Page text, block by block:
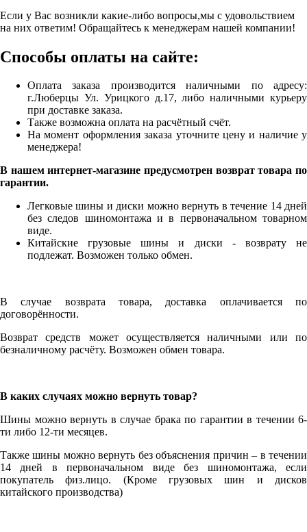
Если у Вас возникли какие-либо вопросы,мы с удовольствием
на них ответим! Обращайтесь к менеджерам нашей компании!
Способы оплаты на сайте:
Оплата заказа производится наличными по адресу:
г.Люберцы Ул. Урицкого д.17, либо наличными курьеру
при доставке заказа.
Также возможна оплата на расчётный счёт.
На момент оформления заказа уточните цену и наличие у
менеджера!
В нашем интернет-магазине предусмотрен возврат товара по
гарантии.
Легковые шины и диски можно вернуть в течение 14 дней
без следов шиномонтажа и в первоначальном товарном
виде.
Китайские грузовые шины и диски - возврату не
подлежат. Возможен только обмен.
В случае возврата товара, доставка оплачивается по
договорённости.
Возврат средств может осуществляется наличными или по
безналичному расчёту. Возможен обмен товара.
В каких случаях можно вернуть товар?
Шины можно вернуть в случае брака по гарантии в течении 6-
ти либо 12-ти месяцев.
Также шины можно вернуть без объяснения причин – в течении
14 дней в первоначальном виде без шиномонтажа, если
покупатель физ.лицо. (Кроме грузовых шин и дисков
китайского производства)